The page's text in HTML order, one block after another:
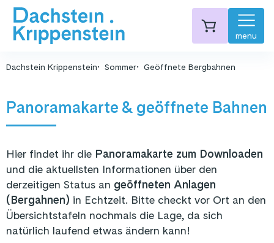
menu
Dachstein Krippenstein Sommer Geöffnete Bergbahnen
Panoramakarte & geöffnete Bahnen
Hier findet ihr die Panoramakarte zum Downloaden
und die aktuellsten Informationen über den
derzeitigen Status an geöffneten Anlagen
(Bergahnen) in Echtzeit. Bitte checkt vor Ort an den
Übersichtstafeln nochmals die Lage, da sich
natürlich laufend etwas ändern kann!